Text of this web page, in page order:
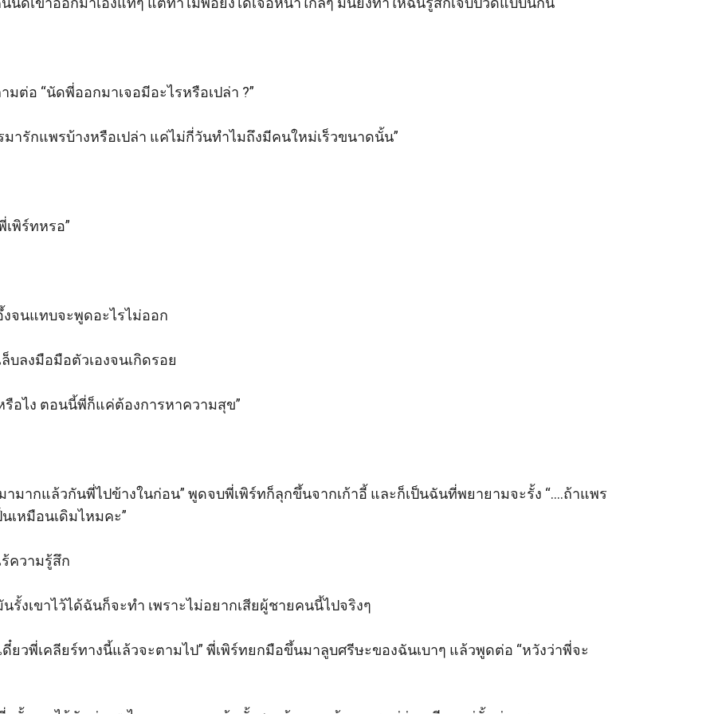
ต่อ “นัดพี่ออกมาเจอมีอะไรหรือเปล่า ?”
ารักแพรบ้างหรือเปล่า แค่ไม่กี่วันทำไมถึงมีคนใหม่เร็วขนาดนั้น”
พิร์ทหรอ”
จนแทบจะพูดอะไรไม่ออก
ลงมือมือตัวเองจนเกิดรอย
อไง ตอนนี้พี่ก็แค่ต้องการหาความสุข”
มามากแล้วกันพี่ไปข้างในก่อน” พูดจบพี่เพิร์ทก็ลุกขึ้นจากเก้าอี้ และก็เป็นฉันที่พยายามจะรั้ง “….ถ้าแพร
เหมือนเดิมไหมคะ”
ความรู้สึก
รั้งเขาไว้ได้ฉันก็จะทำ เพราะไม่อยากเสียผู้ชายคนนี้ไปจริงๆ
ยวพี่เคลียร์ทางนี้แล้วจะตามไป” พี่เพิร์ทยกมือขึ้นมาลูบศรีษะของฉันเบาๆ แล้วพูดต่อ “หวังว่าพี่จะ